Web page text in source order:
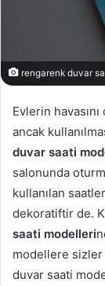
rengarenk duvar
Evlerin
ancak
duvar saati
salonunda
kullanılan
dekoratiftir de.
saati modelleri
modellere
duvar saati